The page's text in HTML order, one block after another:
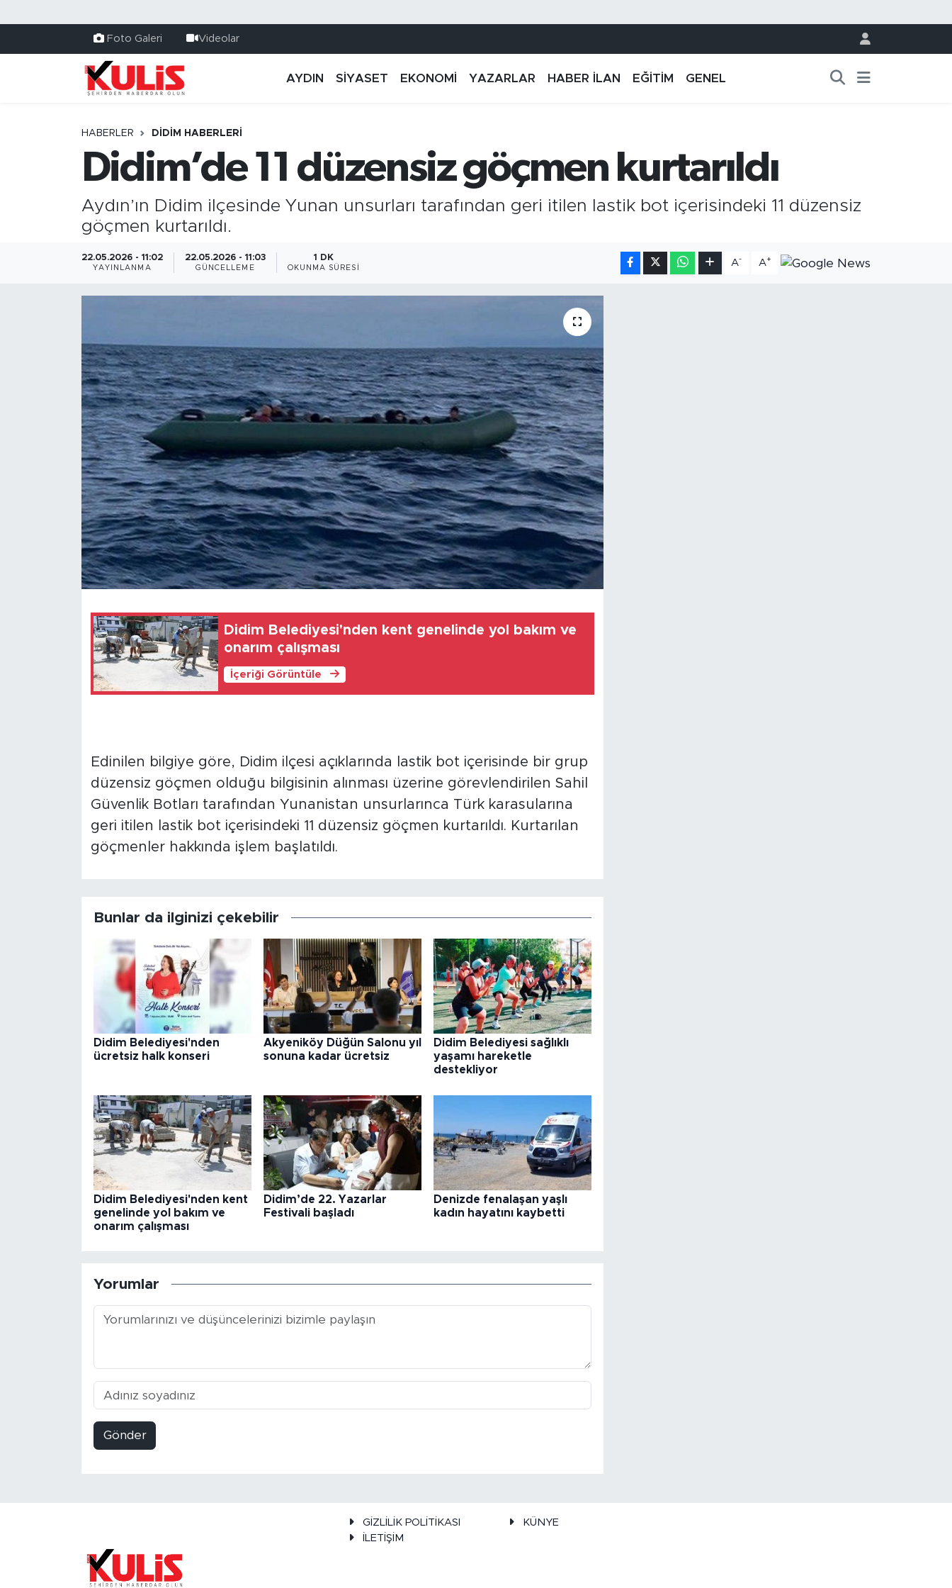
Foto Galeri Videolar
AYDIN SİYASET EKONOMİ YAZARLAR HABER İLAN EĞİTİM GENEL
HABERLER DIDIM HABERLERI
Didim’de 11 düzensiz göçmen kurtarıldı
Aydın’ın Didim ilçesinde Yunan unsurları tarafından geri itilen lastik bot içerisindeki 11 düzensiz
göçmen kurtarıldı.
22.05.2026 - 11:02
YAYINLANMA
22.05.2026 - 11:03
GÜNCELLEME
1 DK
OKUNMA SÜRESI
A- A+
Didim Belediyesi'nden kent genelinde yol bakım ve
onarım çalışması
İçeriği Görüntüle
Edinilen bilgiye göre, Didim ilçesi açıklarında lastik bot içerisinde bir grup
düzensiz göçmen olduğu bilgisinin alınması üzerine görevlendirilen Sahil
Güvenlik Botları tarafından Yunanistan unsurlarınca Türk karasularına
geri itilen lastik bot içerisindeki 11 düzensiz göçmen kurtarıldı. Kurtarılan
göçmenler hakkında işlem başlatıldı.
Bunlar da ilginizi çekebilir
Didim Belediyesi'nden
ücretsiz halk konseri
Akyeniköy Düğün Salonu yıl
sonuna kadar ücretsiz
Didim Belediyesi sağlıklı
yaşamı hareketle
destekliyor
Didim Belediyesi'nden kent
genelinde yol bakım ve
onarım çalışması
Didim’de 22. Yazarlar
Festivali başladı
Denizde fenalaşan yaşlı
kadın hayatını kaybetti
Yorumlar
Gönder
GİZLİLİK POLİTİKASI
KÜNYE
İLETİŞİM